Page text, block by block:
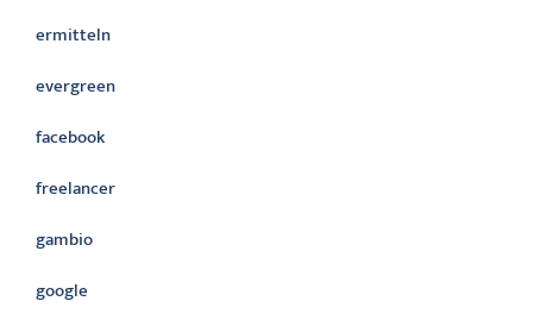
ermitteln
evergreen
facebook
freelancer
gambio
google